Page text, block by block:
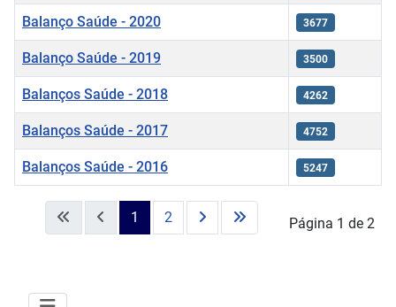
Balanço Saúde - 2020 3677
Balanço Saúde - 2019 3500
Balanços Saúde - 2018 4262
Balanços Saúde - 2017 4752
Balanços Saúde - 2016 5247
Página 1 de 2
1 2